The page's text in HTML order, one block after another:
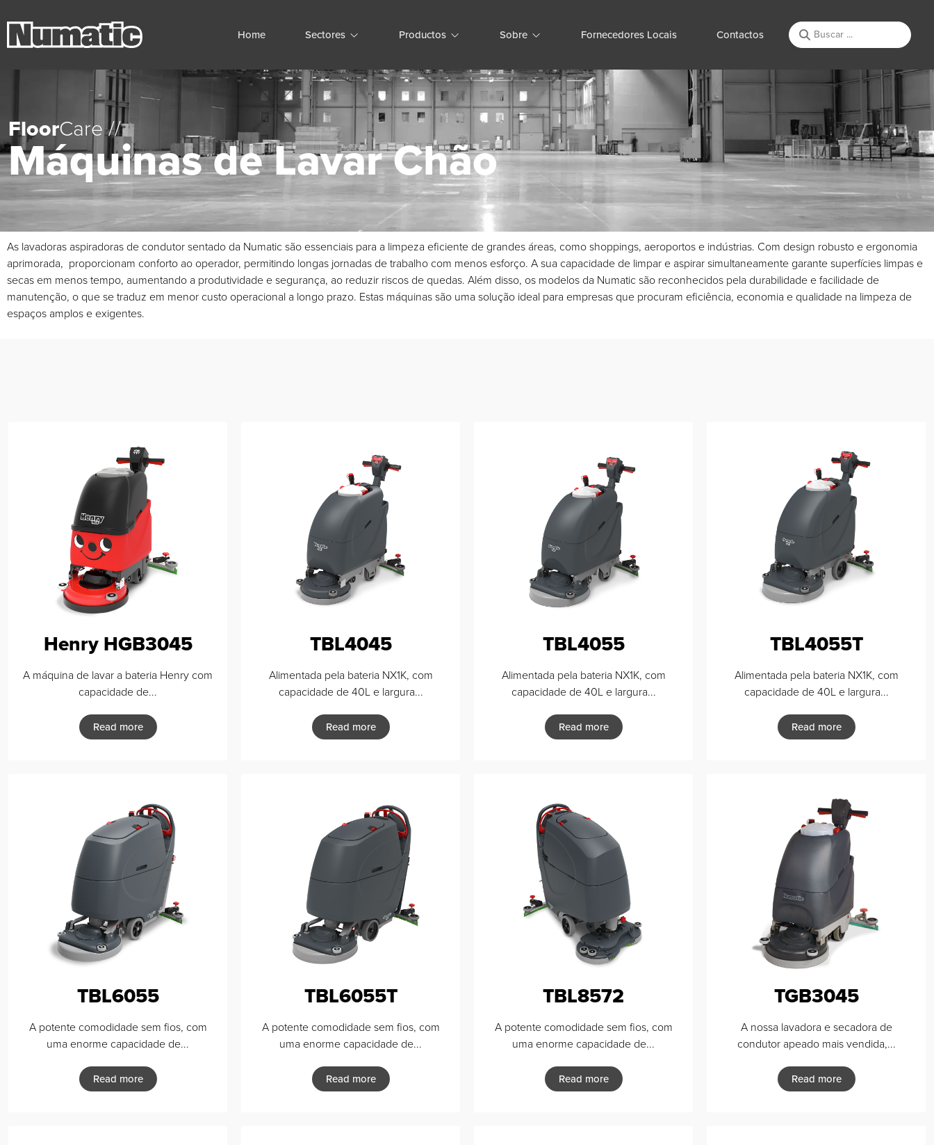
Home Sectores Productos Sobre Fornecedores Locais Contactos
FloorCare //
Máquinas de Lavar Chão
As lavadoras aspiradoras de condutor sentado da Numatic são essenciais para a limpeza eficiente de grandes áreas, como shoppings, aeroportos e indústrias. Com design robusto e ergonomia
aprimorada, proporcionam conforto ao operador, permitindo longas jornadas de trabalho com menos esforço. A sua capacidade de limpar e aspirar simultaneamente garante superfícies limpas e
secas em menos tempo, aumentando a produtividade e segurança, ao reduzir riscos de quedas. Além disso, os modelos da Numatic são reconhecidos pela durabilidade e facilidade de
manutenção, o que se traduz em menor custo operacional a longo prazo. Estas máquinas são uma solução ideal para empresas que procuram eficiência, economia e qualidade na limpeza de
espaços amplos e exigentes.
Henry HGB3045
A máquina de lavar a bateria Henry com
capacidade de...
Read more
TBL4045
Alimentada pela bateria NX1K, com
capacidade de 40L e largura...
Read more
TBL4055
Alimentada pela bateria NX1K, com
capacidade de 40L e largura...
Read more
TBL4055T
Alimentada pela bateria NX1K, com
capacidade de 40L e largura...
Read more
TBL6055
A potente comodidade sem fios, com
uma enorme capacidade de...
Read more
TBL6055T
A potente comodidade sem fios, com
uma enorme capacidade de...
Read more
TBL8572
A potente comodidade sem fios, com
uma enorme capacidade de...
Read more
TGB3045
A nossa lavadora e secadora de
condutor apeado mais vendida,...
Read more